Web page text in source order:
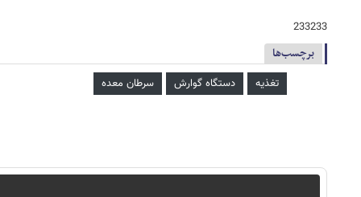
233233
برچسب‌ها
تغذیه دستگاه گوارش سرطان معده